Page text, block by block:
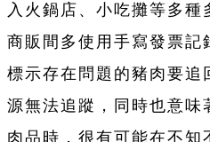
入火鍋店、小吃攤等多種
商販間多使用手寫發票記
標示存在問題的豬肉要追
源無法追蹤，同時也意味
肉品時，很有可能在不知